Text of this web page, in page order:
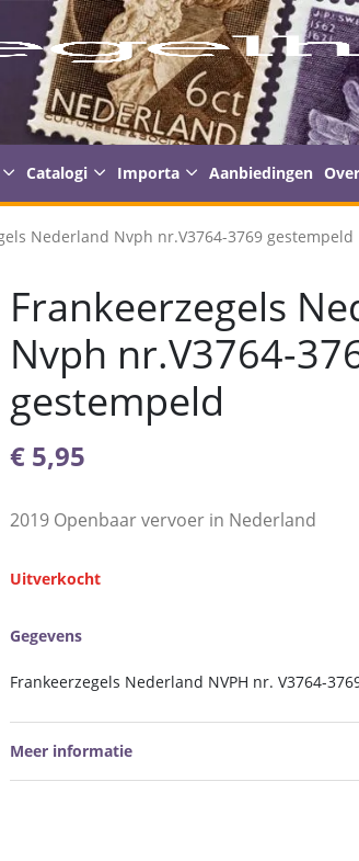
Catalogi Importa Aanbiedingen
Nederland Nvph nr.V3764-3769 gestempeld
Frankeerzegels
Nvph nr.V3764-
gestempeld
€ 5,95
2019 Openbaar vervoer in Nederland
Uitverkocht
Gegevens
Frankeerzegels Nederland NVPH nr. V3764-
Meer informatie